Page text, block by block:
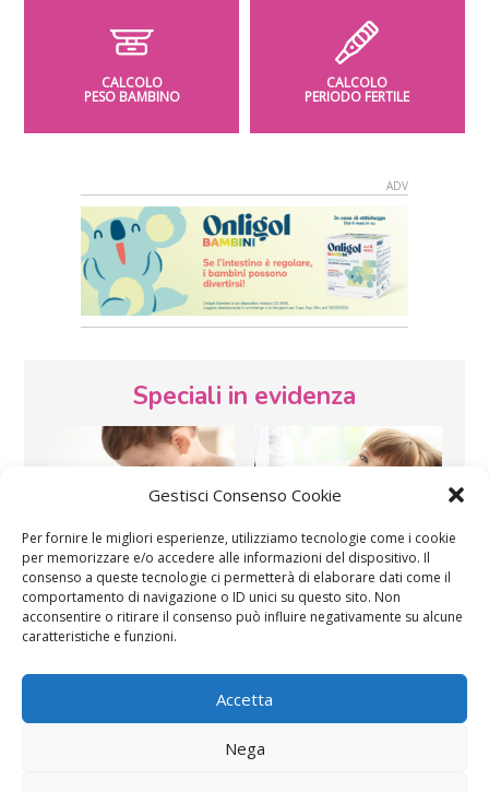
Gestisci Consenso Cookie
Per fornire le migliori esperienze, utilizziamo tecnologie come i cookie
per memorizzare e/o accedere alle informazioni del dispositivo. Il
consenso a queste tecnologie ci permetterà di elaborare dati come il
comportamento di navigazione o ID unici su questo sito. Non
acconsentire o ritirare il consenso può influire negativamente su alcune
caratteristiche e funzioni.
Accetta
Nega
CALCOLO
PESO BAMBINO
CALCOLO
PERIODO FERTILE
Speciali in evidenza
Vaccini SOS Pediatra